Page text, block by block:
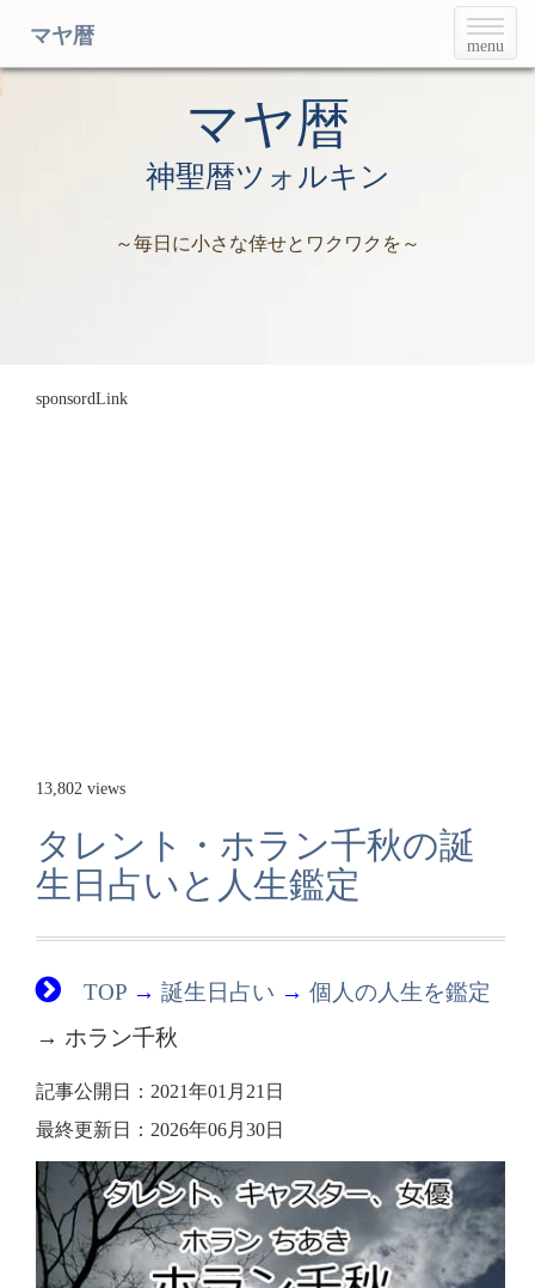
T
o
g
menu
マヤ暦
マヤ暦
神聖暦ツォルキン
～毎日に小さな倖せとワクワクを～
sponsordLink
13,802 views
タレント・ホラン千秋の誕
生日占いと人生鑑定
TOP → 誕生日占い → 個人の人生を鑑定
→ ホラン千秋
記事公開日：2021年01月21日
最終更新日：2026年06月30日